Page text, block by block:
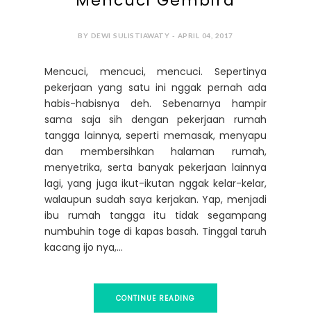
BY DEWI SULISTIAWATY - APRIL 04, 2017
Mencuci, mencuci, mencuci. Sepertinya
pekerjaan yang satu ini nggak pernah ada
habis-habisnya deh. Sebenarnya hampir
sama saja sih dengan pekerjaan rumah
tangga lainnya, seperti memasak, menyapu
dan membersihkan halaman rumah,
menyetrika, serta banyak pekerjaan lainnya
lagi, yang juga ikut-ikutan nggak kelar-kelar,
walaupun sudah saya kerjakan. Yap, menjadi
ibu rumah tangga itu tidak segampang
numbuhin toge di kapas basah. Tinggal taruh
kacang ijo nya,...
CONTINUE READING